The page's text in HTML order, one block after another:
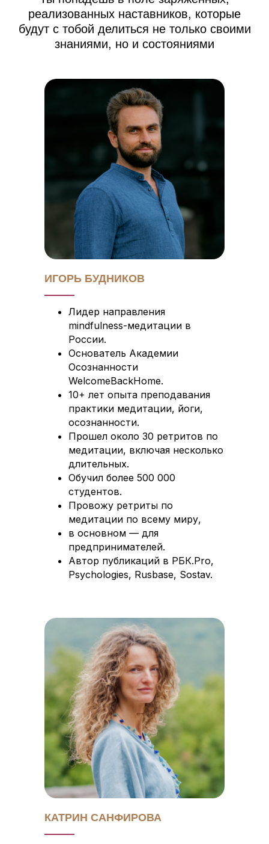
реализованных наставников, которые
будут с тобой делиться не только своими
знаниями, но и состояниями
ИГОРЬ БУДНИКОВ
Лидер направления
mindfulness-медитации в
России.
Основатель Академии
Осознанности
WelcomeBackHome.
10+ лет опыта преподавания
практики медитации, йоги,
осознанности.
Прошел около 30 ретритов по
медитации, включая несколько
длительных.
Обучил более 500 000
студентов.
Провожу ретриты по
медитации по всему миру,
в основном — для
предпринимателей.
Автор публикаций в РБК.Pro,
Psychologies, Rusbase, Sostav.
КАТРИН САНФИРОВА
Подушки для медитации и йоги
Онлайн-тренинг по медитации
«Просто продолжи»
Онлайн-тренинг по медитации
«Просто начни»
ИП Будников Игорь Владимирович
ОГРНИП: 318732500002551
ИНН: 730293635750
Публичная оферта
Политика конфиденциальности
*Деятельность Meta Platforms Inc. по реализации социальной
сети Instagram запрещена по основаниям, предусмотренным
ФЗ от 25.07.2002 № 114-ФЗ «О противодействии
экстремистской деятельности»